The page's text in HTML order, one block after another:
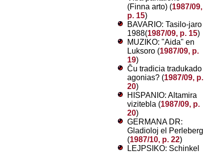
(Finna arto) (1987/09,
p. 15)
BAVARIO: Tasilo-jaro
1988(1987/09, p. 15)
MUZIKO: "Aida" en
Luksoro (1987/09, p.
19)
Ĉu tradicia tradukado
agonias? (1987/09, p.
20)
HISPANIO: Altamira
vizitebla (1987/09, p.
20)
GERMANA DR:
Gladioloj el Perleberg
(1987/10, p. 22)
LEJPSIKO: Schinkel